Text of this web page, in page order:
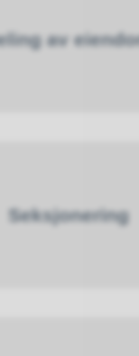
av
Seksjonering